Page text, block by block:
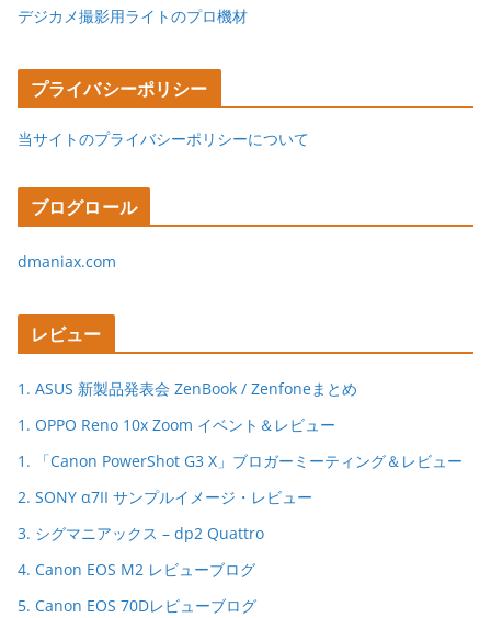
デジカメ撮影用ライトのプロ機材
プライバシーポリシー
当サイトのプライバシーポリシーについて
ブログロール
dmaniax.com
レビュー
1. ASUS 新製品発表会 ZenBook / Zenfoneまとめ
1. OPPO Reno 10x Zoom イベント＆レビュー
1. 「Canon PowerShot G3 X」ブロガーミーティング＆レビュー
2. SONY α7II サンプルイメージ・レビュー
3. シグマニアックス – dp2 Quattro
4. Canon EOS M2 レビューブログ
5. Canon EOS 70Dレビューブログ